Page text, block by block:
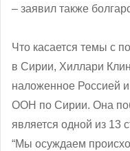
– заявил также
Что касается темы с
в Сирии, Хиллари
наложенное Россией
ООН по Сирии. Она
является одной из 13
“Мы осуждаем